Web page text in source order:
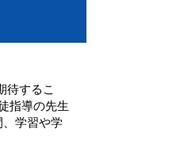
待するこ
指導の先生
学習や学